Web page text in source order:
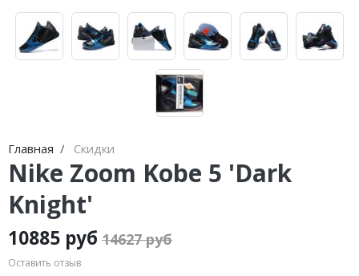
Главная Скидки
Nike Zoom Kobe 5 'Dark
Knight'
10885 руб 14627 руб
Оставить отзыв
Jordan Tatum
Air Jordan 38
Air Jordan 37
Air Jordan 36
Nike Dunk
Nike Initiator
Nike Pegasus
Nike Precision
adidas Samba
adidas adiFOM
adidas Adizero
adidas Harden
MMY
Travis Scott
Converse
Old Order